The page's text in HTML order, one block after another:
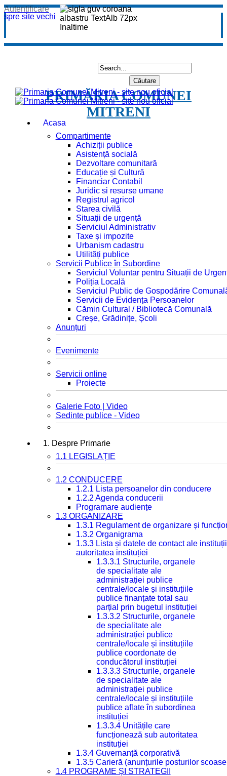
spre site vechi
Autentificare
PRIMĂRIA COMUNEI
MITRENI
Acasa
Compartimente
Achiziții publice
Asistență socială
Dezvoltare comunitară
Educație și Cultură
Financiar Contabil
Juridic si resurse umane
Registrul agricol
Starea civilă
Situații de urgență
Serviciul Administrativ
Taxe și impozite
Urbanism cadastru
Utilități publice
Servicii Publice în Subordine
Serviciul Voluntar pentru Situații de
Poliția Locală
Serviciul Public de Gospodărire
Servicii de Evidența Persoanelor
Cămin Cultural / Bibliotecă Comunală
Creșe, Grădinițe, Școli
Anunțuri
Evenimente
Servicii online
Proiecte
Galerie Foto | Video
Sedinte publice - Video
1. Despre Primarie
1.1 LEGISLAȚIE
1.2 CONDUCERE
1.2.1 Lista persoanelor din conducere
1.2.2 Agenda conducerii
Programare audiențe
1.3 ORGANIZARE
1.3.1 Regulament de organizare și
1.3.2 Organigrama
1.3.3 Lista și datele de contact ale
autoritatea instituției
1.3.3.1 Structurile, organele
de specialitate ale
administrației publice
centrale/locale și instituțiile
publice finanțate total sau
parțial prin bugetul instituției
1.3.3.2 Structurile, organele
de specialitate ale
administrației publice
centrale/locale și instituțiile
publice coordonate de
conducătorul instituției
1.3.3.3 Structurile, organele
de specialitate ale
administrației publice
centrale/locale și instituțiile
publice aflate în subordinea
instituției
1.3.3.4 Unitățile care
funcționează sub autoritatea
instituției
1.3.4 Guvernanță corporativă
1.3.5 Carieră (anunțurile posturilor
1.4 PROGRAME ȘI STRATEGII